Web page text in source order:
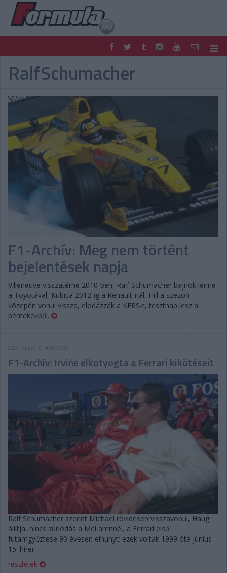
F1
PARC FERMÉ
FORMULA
MOTOR
PODCAST
SHOP
LIVE
TIPPJÁTÉK
DIGITÁLIS MAGAZIN
PONTÁLLÁSOK
VERSENYNAPTÁRAK
RalfSchumacher
F1-Archív: Meg nem történt
bejelentések napja
Villeneuve visszatérne 2010-ben, Ralf Schumacher bajnok lenne
a Toyotával, Kubica 2012-ig a Renault-nál, Hill a szezon
közepén vonul vissza, elodázzák a KERS-t, tesztnap lesz a
péntekekből.
2026. június 15. hétfő, 05:38
F1-Archív: Irvine elkotyogta a Ferrari kikötéseit
Ralf Schumacher szerint Michael rövidesen visszavonul, Haug
állítja, nincs súrlódás a McLarennél, a Ferrari első
futamgyőztese 90 évesen elhunyt: ezek voltak 1999 óta június
15. hírei.
részletek